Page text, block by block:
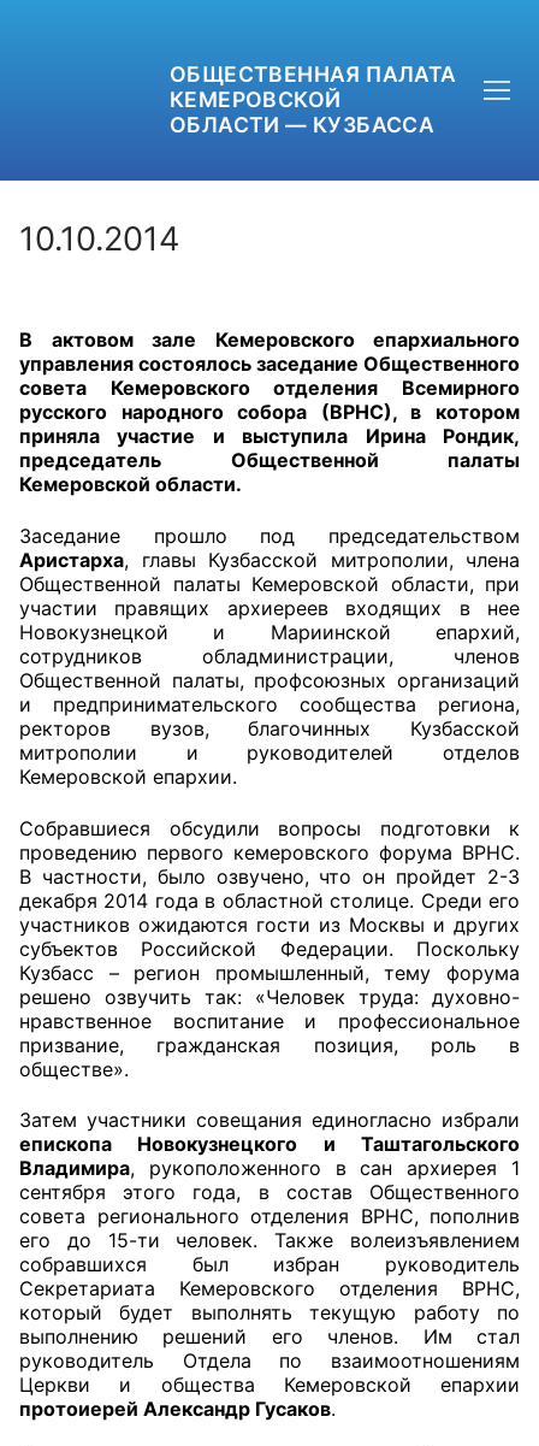
ОБЩЕСТВЕННАЯ ПАЛАТА
КЕМЕРОВСКОЙ
ОБЛАСТИ — КУЗБАССА
OPKO42@BK.RU
ОБРАТНАЯ СВЯЗЬ
Главная
Общественные советы
Общественные советы при территориальных
органах федеральных органов
исполнительной власти
независимой оценки качества условий
оказания услуг
О Палате
Структура Палаты
Комиссии
Экспертный совет ОП КО
Совет ОП КО
Общественный штаб
Члены ОП КО
Документы ОП КО
Регламент ОП КО
Кодекс этики ОП КО
10.10.2014
В актовом зале Кемеровского епархиального
управления состоялось заседание Общественного
совета Кемеровского отделения Всемирного
русского народного собора (ВРНС), в котором
приняла участие и выступила Ирина Рондик,
председатель Общественной палаты
Кемеровской области.
Заседание прошло под председательством
Аристарха, главы Кузбасской митрополии, члена
Общественной палаты Кемеровской области, при
участии правящих архиереев входящих в нее
Новокузнецкой и Мариинской епархий,
сотрудников обладминистрации, членов
Общественной палаты, профсоюзных организаций
и предпринимательского сообщества региона,
ректоров вузов, благочинных Кузбасской
митрополии и руководителей отделов
Кемеровской епархии.
Собравшиеся обсудили вопросы подготовки к
проведению первого кемеровского форума ВРНС.
В частности, было озвучено, что он пройдет 2-3
декабря 2014 года в областной столице. Среди его
участников ожидаются гости из Москвы и других
субъектов Российской Федерации. Поскольку
Кузбасс – регион промышленный, тему форума
решено озвучить так: «Человек труда: духовно-
нравственное воспитание и профессиональное
призвание, гражданская позиция, роль в
обществе».
Затем участники совещания единогласно избрали
епископа Новокузнецкого и Таштагольского
Владимира, рукоположенного в сан архиерея 1
сентября этого года, в состав Общественного
совета регионального отделения ВРНС, пополнив
его до 15-ти человек. Также волеизъявлением
собравшихся был избран руководитель
Секретариата Кемеровского отделения ВРНС,
который будет выполнять текущую работу по
выполнению решений его членов. Им стал
руководитель Отдела по взаимоотношениям
Церкви и общества Кемеровской епархии
протоиерей Александр Гусаков.